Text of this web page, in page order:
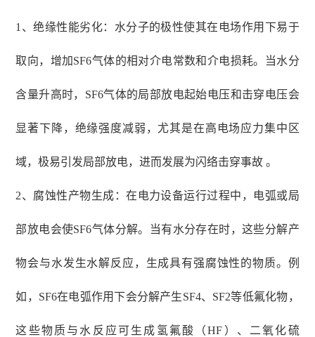
1、绝缘性能劣化：水分子的极性使其在电场作用下易于
取向，增加SF6气体的相对介电常数和介电损耗。当水分
含量升高时，SF6气体的局部放电起始电压和击穿电压会
显著下降，绝缘强度减弱，尤其是在高电场应力集中区
域，极易引发局部放电，进而发展为闪络击穿事故 。
2、腐蚀性产物生成：在电力设备运行过程中，电弧或局
部放电会使SF6气体分解。当有水分存在时，这些分解产
物会与水发生水解反应，生成具有强腐蚀性的物质。例
如，SF6在电弧作用下会分解产生SF4、SF2等低氟化物，
这些物质与水反应可生成氢氟酸（HF）、二氧化硫